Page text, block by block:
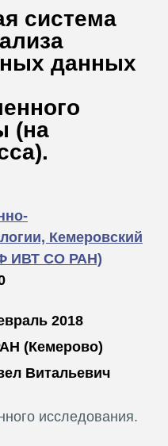
система
данных
(на
Кемеровский
ИВТ СО РАН)
2018
(Кемерово)
Витальевич
исследования.